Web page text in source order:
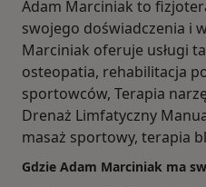
Adam Marciniak to
swojego doświadczenia i
Marciniak oferuje usługi
osteopatia, rehabilitacja
sportowców, Terapia
Drenaż Limfatyczny
masaż sportowy, terapia
Gdzie Adam Marciniak ma